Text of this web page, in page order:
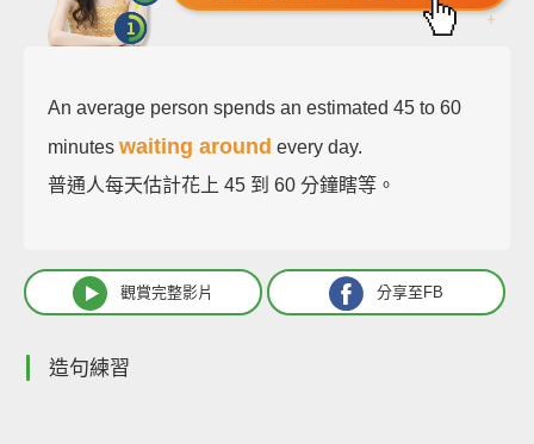
An average person spends an estimated 45 to 60
minutes waiting around every day.
普通人每天估計花上 45 到 60 分鐘瞎等。
觀賞完整影片 分享至FB
造句練習